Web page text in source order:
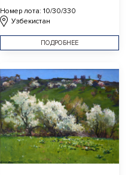
Номер лота: 10/30/330
Узбекистан
ПОДРОБНЕЕ